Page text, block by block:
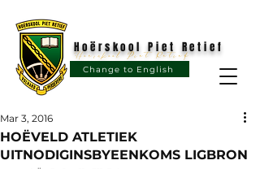
Change to English
Hoërskool Piet Retief
Hoërskool Piet Retief
HOËVELD ATLETIEK
UITNODIGINSBYEENKOMS LIGBRON
Mar 3, 2016